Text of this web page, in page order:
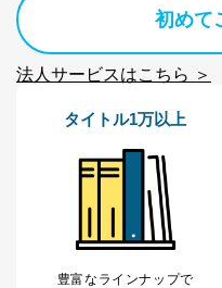
代表取締役会長 西野
個人情報の取扱いに
当社は以下の個人情報
護管理者の責任のもと
用・提供・管理いたしま
東京都渋谷区南平台町16-
株式会社富士山マガジン
個人情報保護管理者: 経
初めて
法人サービスはこちら ＞
タイトル1万以上
豊富なラインナップで